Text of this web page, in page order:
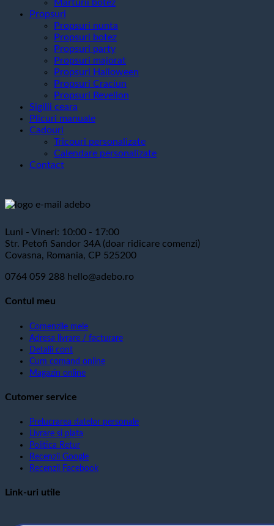
Marturii botez
Propsuri
Propsuri nunta
Propsuri botez
Propsuri party
Propsuri majorat
Propsuri Halloween
Propsuri Craciun
Propsuri Revelion
Sigilii ceara
Plicuri manuale
Cadouri
Tricouri personalizate
Calendare personalizate
Contact
Luni - Vineri: 10:00 - 17:00
Str. Petofi Sandor 34A (doar ridicare comenzi)
Covasna, Romania, CP 525200
0764 059 288 hello@adebo.ro
Contul meu
Comenzile mele
Adresa livrare / facturare
Detalii cont
Cum comand online
Magazin online
Cutomer service
Prelucrarea datelor personale
Livrare si plata
Politica Retur
Recenzii Google
Recenzii Facebook
Link-uri utile